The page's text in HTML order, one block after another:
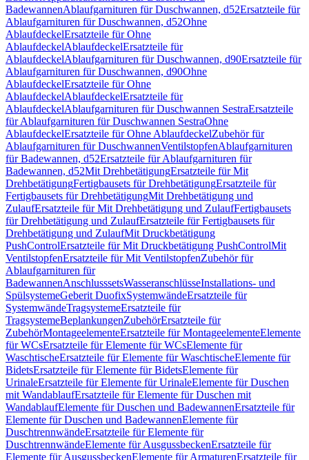
BadewannenAblaufgarnituren für Duschwannen, d52Ersatzteile für
Ablaufgarnituren für Duschwannen, d52Ohne
AblaufdeckelErsatzteile für Ohne
AblaufdeckelAblaufdeckelErsatzteile für
AblaufdeckelAblaufgarnituren für Duschwannen, d90Ersatzteile für
Ablaufgarnituren für Duschwannen, d90Ohne
AblaufdeckelErsatzteile für Ohne
AblaufdeckelAblaufdeckelErsatzteile für
AblaufdeckelAblaufgarnituren für Duschwannen SestraErsatzteile
für Ablaufgarnituren für Duschwannen SestraOhne
AblaufdeckelErsatzteile für Ohne AblaufdeckelZubehör für
Ablaufgarnituren für DuschwannenVentilstopfenAblaufgarnituren
für Badewannen, d52Ersatzteile für Ablaufgarnituren für
Badewannen, d52Mit DrehbetätigungErsatzteile für Mit
DrehbetätigungFertigbausets für DrehbetätigungErsatzteile für
Fertigbausets für DrehbetätigungMit Drehbetätigung und
ZulaufErsatzteile für Mit Drehbetätigung und ZulaufFertigbausets
für Drehbetätigung und ZulaufErsatzteile für Fertigbausets für
Drehbetätigung und ZulaufMit Druckbetätigung
PushControlErsatzteile für Mit Druckbetätigung PushControlMit
VentilstopfenErsatzteile für Mit VentilstopfenZubehör für
Ablaufgarnituren für
BadewannenAnschlusssetsWasseranschlüsseInstallations- und
SpülsystemeGeberit DuofixSystemwändeErsatzteile für
SystemwändeTragsystemeErsatzteile für
TragsystemeBeplankungenZubehörErsatzteile für
ZubehörMontageelementeErsatzteile für MontageelementeElemente
für WCsErsatzteile für Elemente für WCsElemente für
WaschtischeErsatzteile für Elemente für WaschtischeElemente für
BidetsErsatzteile für Elemente für BidetsElemente für
UrinaleErsatzteile für Elemente für UrinaleElemente für Duschen
mit WandablaufErsatzteile für Elemente für Duschen mit
WandablaufElemente für Duschen und BadewannenErsatzteile für
Elemente für Duschen und BadewannenElemente für
DuschtrennwändeErsatzteile für Elemente für
DuschtrennwändeElemente für AusgussbeckenErsatzteile für
Elemente für AusgussbeckenElemente für ArmaturenErsatzteile für